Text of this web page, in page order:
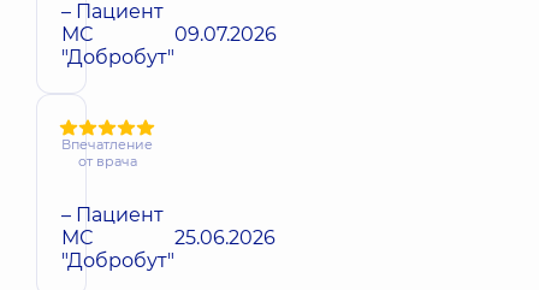
– Пациент
МС
"Добробут"
09.07.2026
Впечатление
от врача
– Пациент
МС
"Добробут"
25.06.2026